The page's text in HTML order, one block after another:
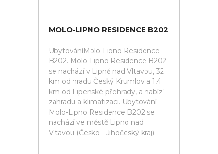
MOLO-LIPNO RESIDENCE B202
UbytováníMolo-Lipno Residence
B202. Molo-Lipno Residence B202
se nachází v Lipně nad Vltavou, 32
km od hradu Český Krumlov a 1,4
km od Lipenské přehrady, a nabízí
zahradu a klimatizaci. Ubytování
Molo-Lipno Residence B202 se
nachází ve městě Lipno nad
Vltavou (Česko - Jihočeský kraj).